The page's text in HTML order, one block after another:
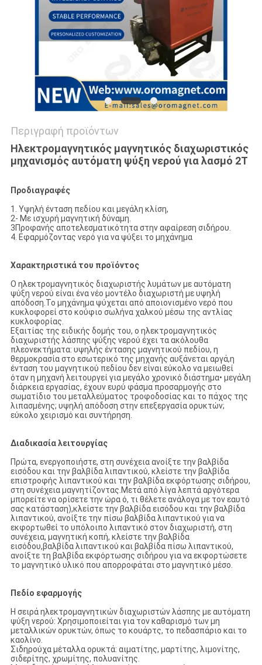
Περιγραφή προϊόντων
Ηλεκτρομαγνητικός μαγνητικός διαχωριστικός
μηχανισμός αυτόματη ψύξη νερού για λασμό 2T
Προδιαγραφές
1. Υψηλή ένταση πεδίου και μεγάλη κλίση,
2- Με ισχυρή μαγνητική δύναμη.
3Προφανής αποτελεσματικότητα στην αφαίρεση σιδήρου.
4. Εφαρμόζοντας νερό για να ψύξει το μηχάνημα
Χαρακτηριστικά του προϊόντος
Ο ηλεκτρομαγνητικός διαχωριστής λυμάτων με αυτόματη
ψύξη νερού είναι ένα νέο μοντέλο διαχωριστή με υψηλή
απόδοση.Το μηχάνημα ψύχεται από αποιονισμένο νερό που
κυκλοφορεί στο κούφιο σωλήνα χαλκού μέσω της αντλίας
κυκλοφορίας.
Εξαιτίας της ειδικής δομής του, ο ηλεκτρομαγνητικός
διαχωριστής λάσπης ψύξης νερού έχει τα ακόλουθα
πλεονεκτήματα: υψηλής έντασης μαγνητικού πεδίου, η
θερμοκρασία στο εσωτερικό της μηχανής αυξάνεται αργά,η
ένταση του μαγνητικού πεδίου δεν είναι εύκολο να μειωθεί
όταν η μηχανή λειτουργεί για μεγάλο χρονικό διάστημα• μεγάλη
διάρκεια εργασίας, έχουν ευρύ φάσμα προσαρμογής στο
σωματίδιο του μεταλλεύματος τροφοδοσίας και το πάχος της
λιπασμένης; υψηλή απόδοση στην επεξεργασία ορυκτών;
εύκολο χειρισμό και συντήρηση.
Διαδικασία λειτουργίας
Πρώτα, ενεργοποιήστε, στη συνέχεια ανοίξτε την βαλβίδα
εισόδου και την βαλβίδα λιπαντικού, κλείστε την βαλβίδα
επιστροφής λιπαντικού και την βαλβίδα εκφόρτωσης σιδήρου,
στη συνέχεια μαγνητίζοντας.Μετά από λίγα λεπτά αργότερα
μπορείτε να ορίσετε την ώρα ό, τι θέλετε ανάλογα με τον εαυτό
σας κατάσταση),κλείστε την βαλβίδα εισόδου και την βαλβίδα
λιπαντικού, ανοίξτε την πίσω βαλβίδα λιπαντικού για να
εκφορτωθεί το υπόλοιπο λιπαντικό στον διαχωριστή, στη
συνέχεια, μαγνητική κοπή, κλείστε την βαλβίδα
εισόδου,βαλβίδα λιπαντικού και βαλβίδα πίσω λιπαντικού,
ανοίξτε τη βαλβίδα εκφόρτωσης σιδήρου για να εκφορτώσετε
το μαγνητικό υλικό που απορροφάται στο μαγνητικό μέσο.
Πεδίο εφαρμογής
Η σειρά ηλεκτρομαγνητικών διαχωριστών λάσπης με αυτόματη
ψύξη νερού: Χρησιμοποιείται για τον καθαρισμό των μη
μεταλλικών ορυκτών, όπως το κουάρτς, το πεδασπάριο και το
καολίνο.
Σιδηρούχα μέταλλα ορυκτά: αιματίτης, μαρτίτης, λιμονίτης,
σιδερίτης, χρωμίτης, πολυανίτης.